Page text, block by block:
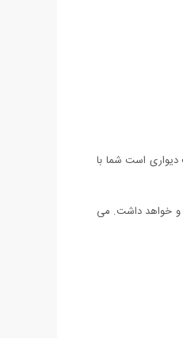
دیواری است شما با
و خواهد داشت. می